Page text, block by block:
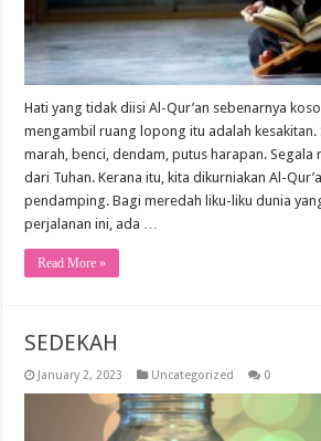
Hati yang tidak diisi Al-Qur’an sebenarnya
mengambil ruang lopong itu adalah kesakitan.
marah, benci, dendam, putus harapan. Segala
dari Tuhan. Kerana itu, kita dikurniakan Al-
pendamping. Bagi meredah liku-liku dunia
perjalanan ini, ada …
Read More »
SEDEKAH
January 2, 2023 Uncategorized 0